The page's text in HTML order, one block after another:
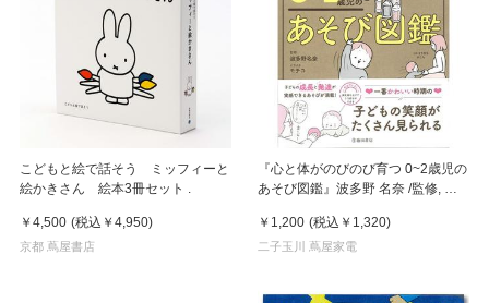
こどもと絵で話そう ミッフィーと
絵かきさん 絵本3冊セット .
￥4,500 (税込 ￥4,950)
京都 蔦屋書店
『心と体がのびのび育つ 0~2歳児の
あそび図鑑』波多野 名奈 /監修, モ
￥1,200 (税込 ￥1,320)
二子玉川 蔦屋家電